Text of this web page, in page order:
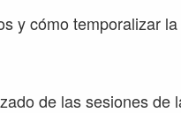
y cómo temporalizar la
de las sesiones de